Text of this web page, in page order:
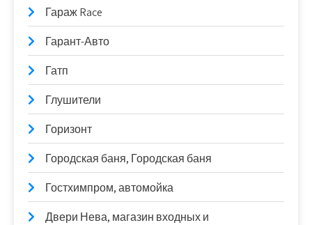
Гараж Race
Гарант-Авто
Гатп
Глушители
Горизонт
Городская баня, Городская баня
Гостхимпром, автомойка
Двери Нева, магазин входных и